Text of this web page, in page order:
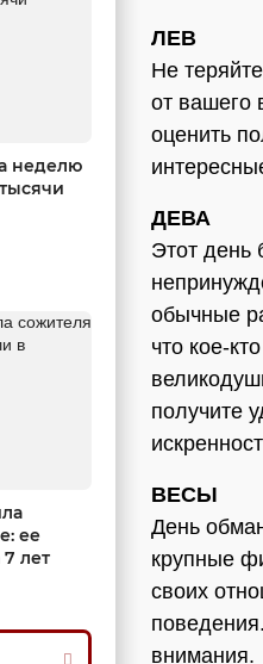
неделю
ее
лет
ЛЕВ
Не
от вашего
оценить
ДЕВА
Этот день
обычные
что кое-
получите
ВЕСЫ
День
крупные
своих
внимания.